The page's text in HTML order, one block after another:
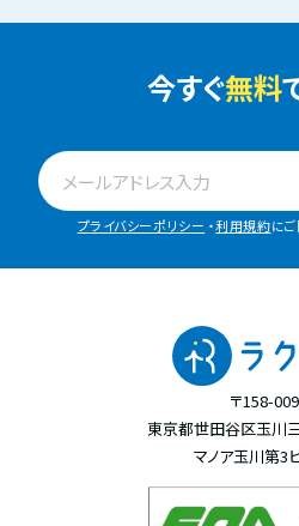
今すぐ無料
プライバシーポリシー ・利用規約に
〒158-
東京都世田谷区玉川
マノア玉川第3